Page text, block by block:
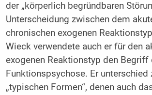
der „körperlich begründbaren
Unterscheidung zwischen dem
chronischen exogenen
Wieck verwendete auch er für den
exogenen Reaktionstyp den Begriff
Funktionspsychose. Er unterschied
„typischen Formen“, denen auch